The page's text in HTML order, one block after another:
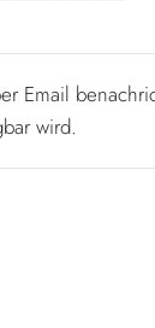
d
e
Email
wird.